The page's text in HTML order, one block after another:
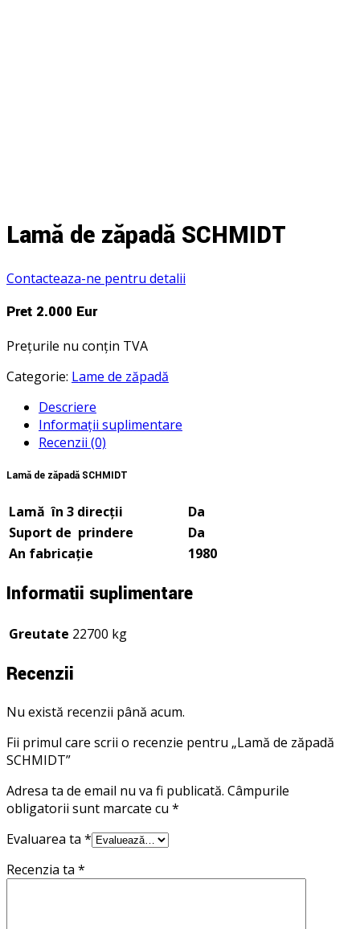
Lamă de zăpadă SCHMIDT
Contacteaza-ne pentru detalii
Preț 2.000 Eur
Prețurile nu conțin TVA
Categorie: Lame de zăpadă
Descriere
Informații suplimentare
Recenzii (0)
Lamă de zăpadă SCHMIDT
Lamă în 3 direcții
Da
Suport de prindere
Da
An fabricație
1980
Informații suplimentare
Greutate 22700 kg
Recenzii
Nu există recenzii până acum.
Fii primul care scrii o recenzie pentru „Lamă de zăpadă
SCHMIDT”
Adresa ta de email nu va fi publicată. Câmpurile
obligatorii sunt marcate cu *
Evaluarea ta *
Recenzia ta *